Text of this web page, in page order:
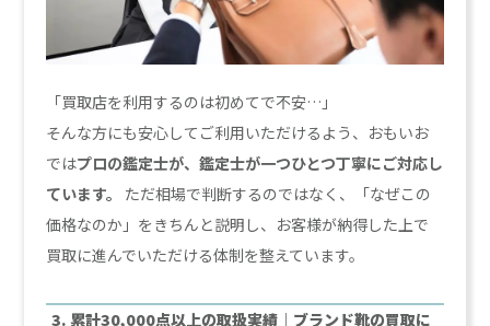
「買取店を利用するのは初めてで不安…」
そんな方にも安心してご利用いただけるよう、おもいお
ではプロの鑑定士が、鑑定士が一つひとつ丁寧にご対応し
ています。
ただ相場で判断するのではなく、「なぜこの
価格なのか」をきちんと説明し、お客様が納得した上で
買取に進んでいただける体制を整えています。
3. 累計30,000点以上の取扱実績｜ブランド靴の買取に